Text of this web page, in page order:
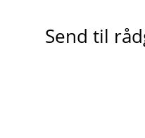
Send til